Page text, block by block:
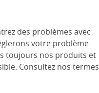
des problèmes avec
votre problème
toujours nos produits et
Consultez nos termes